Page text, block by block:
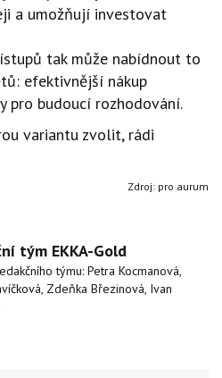
a umožňují investovat
tak může nabídnout to
efektivnější nákup
pro budoucí rozhodování.
variantu zvolit, rádi
Zdroj: pro aurum
tým EKKA-Gold
týmu: Petra Kocmanová,
Zdeňka Březinová, Ivan